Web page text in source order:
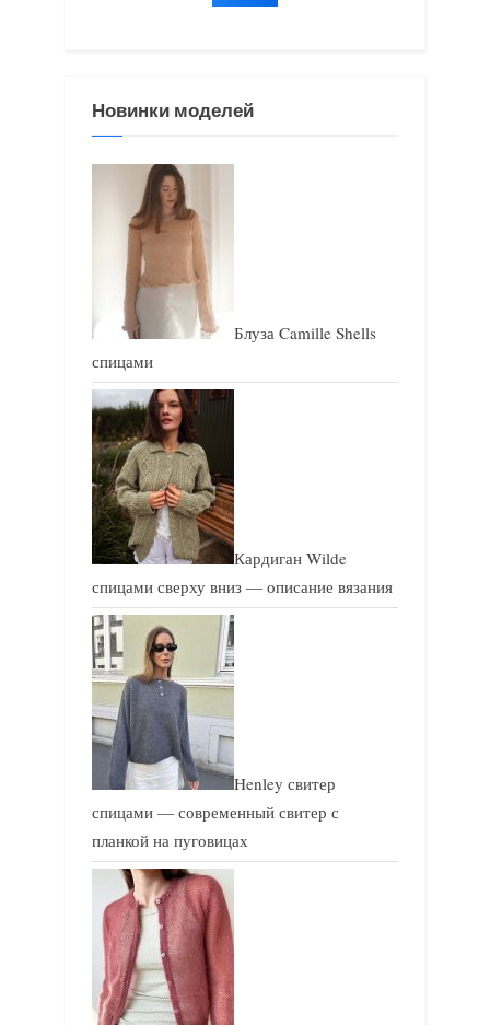
Новинки моделей
Блуза Camille Shells
спицами
Кардиган Wilde
спицами сверху вниз — описание вязания
Henley свитер
спицами — современный свитер с
планкой на пуговицах